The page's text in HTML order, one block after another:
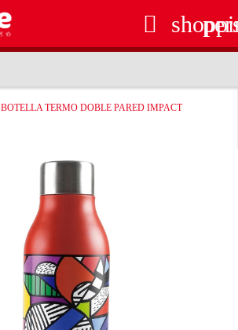

BOTELLA TERMO DOBLE PARED IMPACT